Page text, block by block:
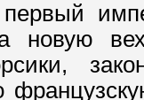
новую